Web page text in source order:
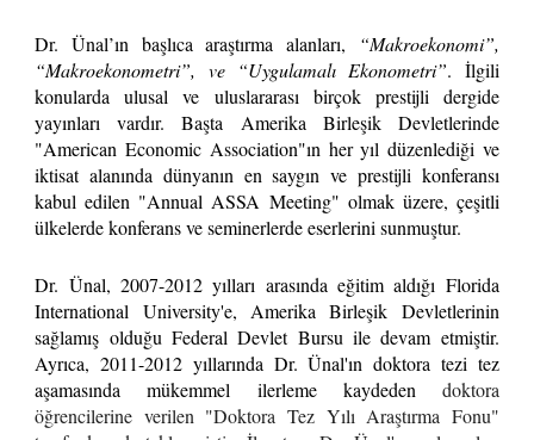
Dr. Ünal’ın başlıca araştırma alanları,
“Makroekonomi”,
“Makroekonometri”, ve “Uygulamalı Ekonometri”. İlgili
konularda ulusal ve uluslararası birçok prestijli dergide
yayınları vardır. Başta Amerika Birleşik Devletlerinde
"American Economic Association"ın her yıl düzenlediği ve
iktisat alanında dünyanın en saygın ve prestijli konferansı
kabul edilen "Annual ASSA Meeting" olmak üzere, çeşitli
ülkelerde konferans ve seminerlerde eserlerini sunmuştur.
Dr. Ünal, 2007-2012 yılları arasında eğitim aldığı Florida
International University'e, AmerikaBirleşik Devletlerinin
sağlamış olduğu Federal Devlet Bursu ile devam etmiştir.
Ayrıca, 2011-2012 yıllarında Dr. Ünal'ındoktora tezi tez
aşamasında mükemmel ilerleme kaydeden doktora
öğrencilerine verilen "Doktora Tez Yılı Araştırma Fonu"